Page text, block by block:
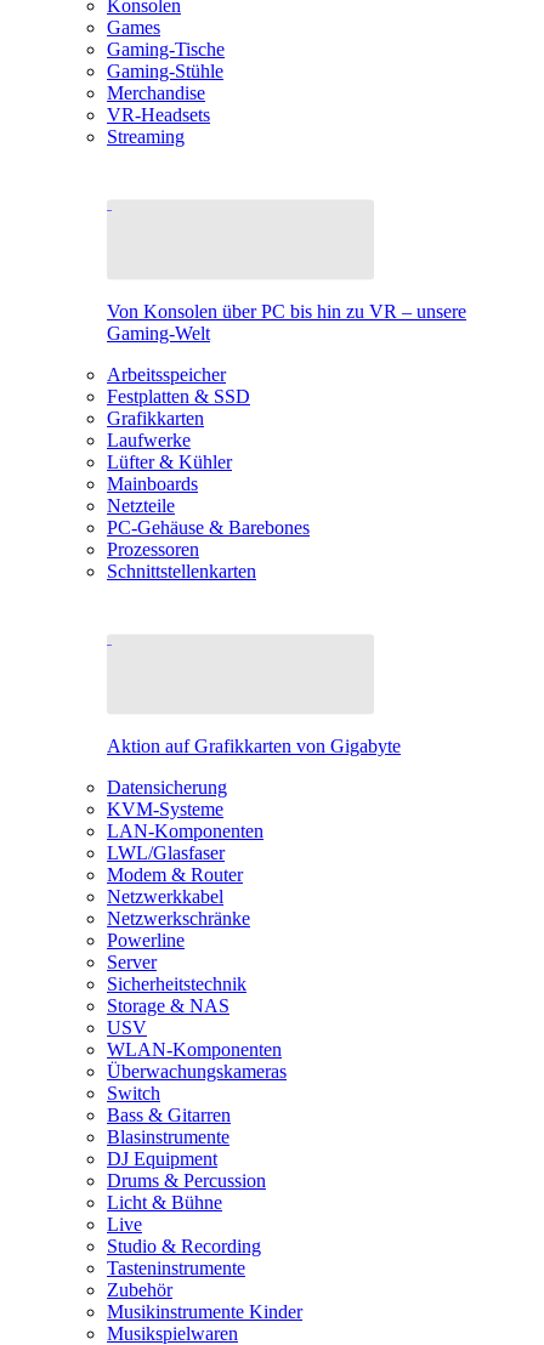
Konsolen
Games
Gaming-Tische
Gaming-Stühle
Merchandise
VR-Headsets
Streaming
Von Konsolen über PC bis hin zu VR – unsere
Gaming-Welt
Arbeitsspeicher
Festplatten & SSD
Grafikkarten
Laufwerke
Lüfter & Kühler
Mainboards
Netzteile
PC-Gehäuse & Barebones
Prozessoren
Schnittstellenkarten
Aktion auf Grafikkarten von Gigabyte
Datensicherung
KVM-Systeme
LAN-Komponenten
LWL/Glasfaser
Modem & Router
Netzwerkkabel
Netzwerkschränke
Powerline
Server
Sicherheitstechnik
Storage & NAS
USV
WLAN-Komponenten
Überwachungskameras
Switch
Bass & Gitarren
Blasinstrumente
DJ Equipment
Drums & Percussion
Licht & Bühne
Live
Studio & Recording
Tasteninstrumente
Zubehör
Musikinstrumente Kinder
Musikspielwaren